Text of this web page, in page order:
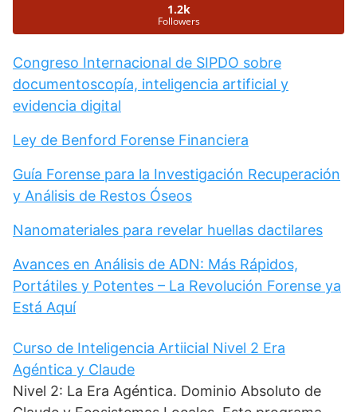
1.2k
Followers
Congreso Internacional de SIPDO sobre
documentoscopía, inteligencia artificial y
evidencia digital
Ley de Benford Forense Financiera
Guía Forense para la Investigación Recuperación
y Análisis de Restos Óseos
Nanomateriales para revelar huellas dactilares
Avances en Análisis de ADN: Más Rápidos,
Portátiles y Potentes – La Revolución Forense ya
Está Aquí
Curso de Inteligencia Artiicial Nivel 2 Era
Agéntica y Claude
Nivel 2: La Era Agéntica. Dominio Absoluto de